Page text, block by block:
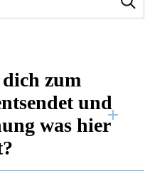
zum
und
was hier